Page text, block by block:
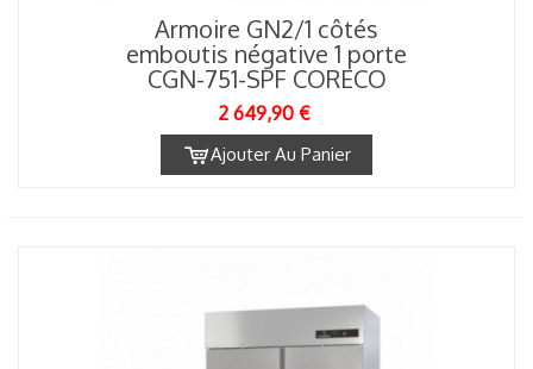
Armoire GN2/1 côtés
emboutis négative 1 porte
CGN-751-SPF CORECO
2 649,90 €
Ajouter Au Panier